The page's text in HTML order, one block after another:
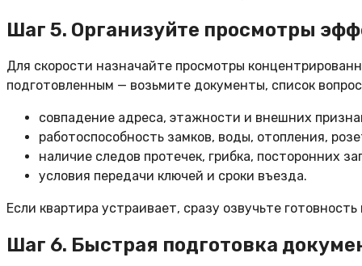
Шаг 5. Организуйте просмотры
Для скорости назначайте просмотры
подготовленным — возьмите документы, список
совпадение адреса, этажности и внешних
работоспособность замков, воды, отопления,
наличие следов протечек, грибка, посторонних
условия передачи ключей и сроки въезда.
Если квартира устраивает, сразу озвучьте
Шаг 6. Быстрая подготовка